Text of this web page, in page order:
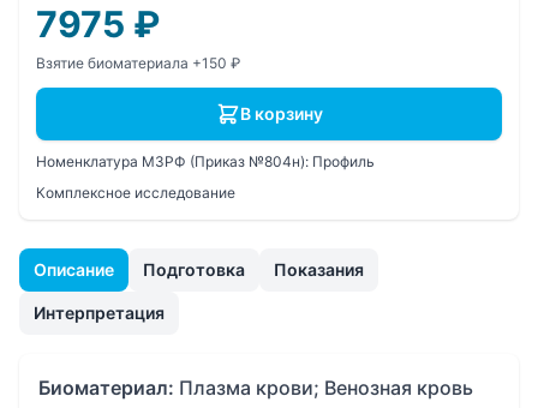
Описание Подготовка Показания
Интерпретация
Биоматериал: Плазма крови; Венозная кровь
7975 ₽
Взятие биоматериала +150 ₽
В корзину
Номенклатура МЗРФ (Приказ №804н): Профиль
Комплексное исследование